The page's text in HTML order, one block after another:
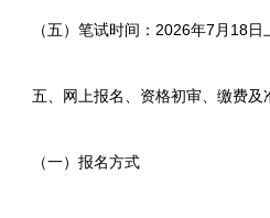
（五）笔试时间：2026年7月18日
五、网上报名、资格初审、缴费及
（一）报名方式